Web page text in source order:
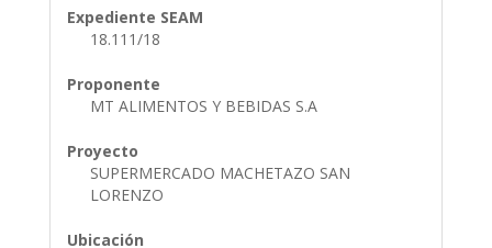
Expediente SEAM
18.111/18
Proponente
MT ALIMENTOS Y BEBIDAS S.A
Proyecto
SUPERMERCADO MACHETAZO SAN
LORENZO
Ubicación